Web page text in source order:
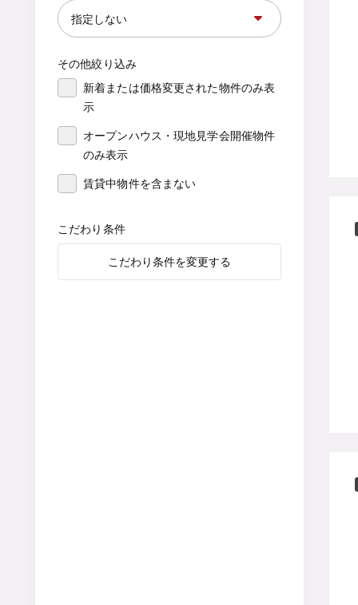
その他絞り込み
新着または価格変更された物件のみ表
示
オープンハウス・現地見学会開催物件
のみ表示
賃貸中物件を含まない
こだわり条件
こだわり条件を変更する